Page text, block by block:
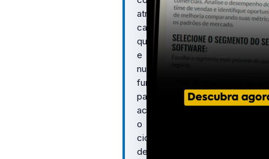
atração,
captura,
qualificação
e
nutrição,
fundamentais
para
acelerar
o
ciclo
de